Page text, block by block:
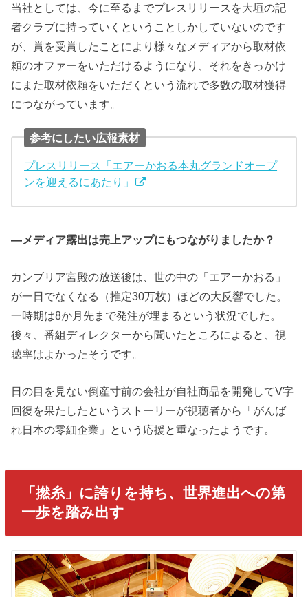
当社としては、今に至るまでプレスリリースを大垣の記
者クラブに持っていくということしかしていないのです
が、賞を受賞したことにより様々なメディアから取材依
頼のオファーをいただけるようになり、それをきっかけ
にまた取材依頼をいただくという流れで多数の取材獲得
につながっています。
参考にしたい広報素材
プレスリリース「エアーかおる本丸グランドオープ
ンを迎えるにあたり」
―メディア露出は売上アップにもつながりましたか？
カンブリア宮殿の放送後は、世の中の「エアーかおる」
が一日でなくなる（推定30万枚）ほどの大反響でした。
一時期は8か月先まで発注が埋まるという状況でした。
後々、番組ディレクターから聞いたところによると、視
聴率はよかったそうです。
日の目を見ない倒産寸前の会社が自社商品を開発してV字
回復を果たしたというストーリーが視聴者から「がんば
れ日本の零細企業」という応援と重なったようです。
「撚糸」に誇りを持ち、世界進出への第
一歩を踏み出す